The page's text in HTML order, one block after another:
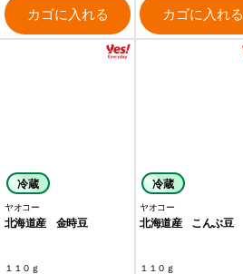
カゴに入れる カゴに入れる
冷蔵
ヤオコー
北海道産 金時豆
１１０ｇ
冷蔵
ヤオコー
北海道産 こんぶ豆
１１０ｇ